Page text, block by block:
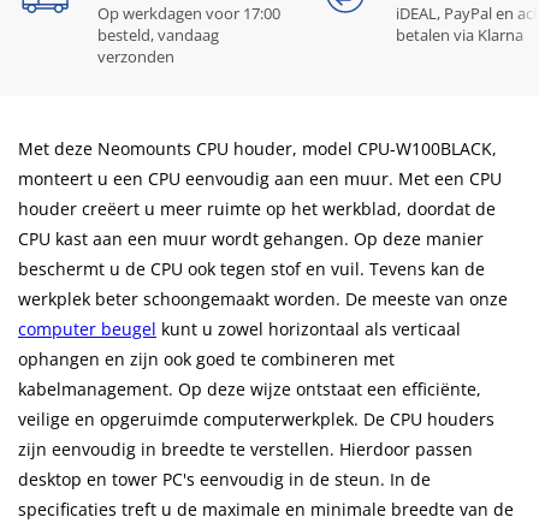
Op werkdagen voor 17:00
besteld, vandaag
verzonden
iDEAL, PayPal en
betalen via Klarna
Met deze Neomounts CPU houder, model CPU-W100BLACK,
monteert u een CPU eenvoudig aan een muur. Met een CPU
houder creëert u meer ruimte op het werkblad, doordat de
CPU kast aan een muur wordt gehangen. Op deze manier
beschermt u de CPU ook tegen stof en vuil. Tevens kan de
werkplek beter schoongemaakt worden. De meeste van onze
computer beugel kunt u zowel horizontaal als verticaal
ophangen en zijn ook goed te combineren met
kabelmanagement. Op deze wijze ontstaat een efficiënte,
veilige en opgeruimde computerwerkplek. De CPU houders
zijn eenvoudig in breedte te verstellen. Hierdoor passen
desktop en tower PC's eenvoudig in de steun. In de
specificaties treft u de maximale en minimale breedte van de